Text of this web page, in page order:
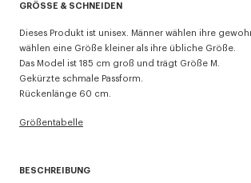
GRÖSSE & SCHNEIDEN
Dieses Produkt ist unisex. Männer wählen ihre
wählen eine Größe kleiner als ihre übliche Größe.
Das Model ist 185 cm groß und trägt Größe M.
Gekürzte schmale Passform.
Rückenlänge 60 cm.
Größentabelle
BESCHREIBUNG